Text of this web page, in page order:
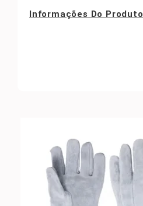
Informações Do Produto